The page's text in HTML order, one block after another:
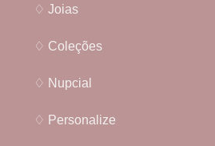
♢ Joias
♢ Coleções
♢ Nupcial
♢ Personalize